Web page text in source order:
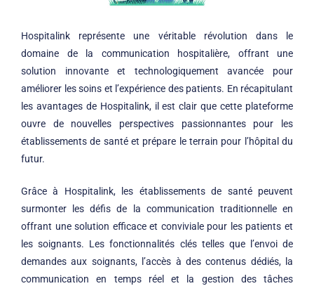
Hospitalink représente une véritable révolution dans le
domaine de la communication hospitalière, offrant une
solution innovante et technologiquement avancée pour
améliorer les soins et l’expérience des patients. En récapitulant
les avantages de Hospitalink, il est clair que cette plateforme
ouvre de nouvelles perspectives passionnantes pour les
établissements de santé et prépare le terrain pour l’hôpital du
futur.
Grâce à Hospitalink, les établissements de santé peuvent
surmonter les défis de la communication traditionnelle en
offrant une solution efficace et conviviale pour les patients et
les soignants. Les fonctionnalités clés telles que l’envoi de
demandes aux soignants, l’accès à des contenus dédiés, la
communication en temps réel et la gestion des tâches